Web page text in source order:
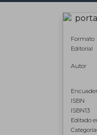
Formato
Editorial
Autor
ISBN
ISBN13
Editado